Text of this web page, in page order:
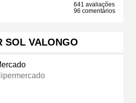
641 avaliações
96 comentários
SOL VALONGO